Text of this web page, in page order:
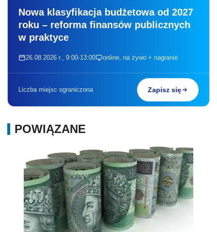
Nowa klasyfikacja budżetowa od 2027
roku – reforma finansów publicznych
w praktyce
26.08.2026 r., 9:00-13:00 online, na żywo + nagranie
Liczba miejsc ograniczona Zapisz się
POWIĄZANE